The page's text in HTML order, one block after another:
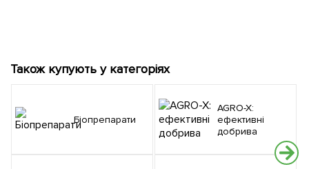
Також купують у категоріях
Біопрепарати
AGRO-X:
ефективні
добрива